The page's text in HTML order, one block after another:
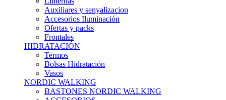
Auxiliares y senyalizacion
Accesorios Iluminación
Ofertas y packs
Frontales
HIDRATACIÓN
Termos
Bolsas Hidratación
Vasos
NORDIC WALKING
BASTONES NORDIC WALKING